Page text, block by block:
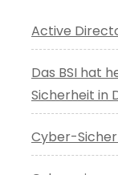
Active
Das BSI hat
Sicherheit in
Cyber-